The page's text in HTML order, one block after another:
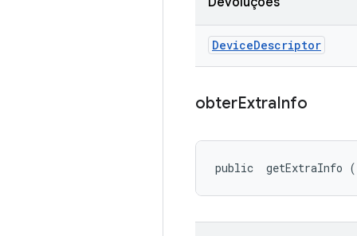
DeviceDescriptor
obterExtraInfo
public getExtraInfo